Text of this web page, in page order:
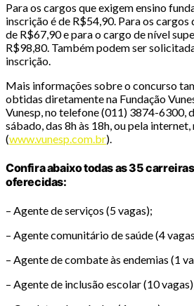
Para os cargos que exigem ensino
inscrição é de R$54,90. Para os cargos
de R$67,90 e para o cargo de nível
R$98,80. Também podem ser
inscrição.
Mais informações sobre o concurso
obtidas diretamente na Fundação
Vunesp, no telefone (011) 3874-6300,
sábado, das 8h às 18h, ou pela internet,
(www.vunesp.com.br).
Confira abaixo todas as 35
oferecidas:
– Agente de serviços (5 vagas);
– Agente comunitário de saúde (4
– Agente de combate às endemias (1
– Agente de inclusão escolar (10